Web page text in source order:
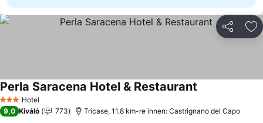
3 Kategória
Hotel
Perla Saracena Hotel & Restaurant
9,0 Kiváló 773 Tricase, 11.8 km-re innen: Castrignano del Capo